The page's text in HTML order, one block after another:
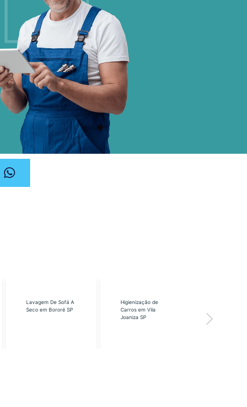
Lavagem De Sofá A
Seco em Bororé SP
Higienização de
Carros em Vila
Joaniza SP